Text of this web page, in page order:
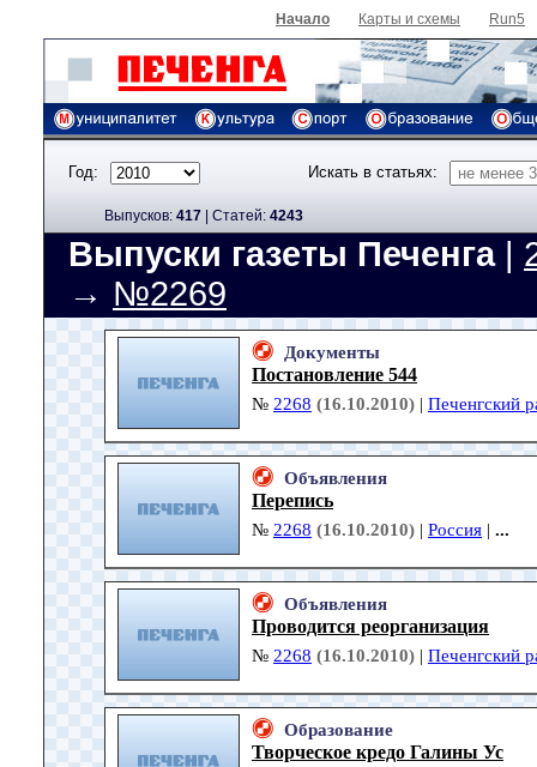
Начало Карты и схемы Run5
Год: Искать в статьях:
Выпусков: 417 | Cтатей: 4243
Выпуски газеты Печенга|
→ №2269
Документы
Постановление 544
№ 2268 (16.10.2010) | Печенгский
Объявления
Перепись
№ 2268 (16.10.2010) | Россия | ...
Объявления
Проводится реорганизация
№ 2268 (16.10.2010) | Печенгский
Образование
Творческое кредо Галины Ус